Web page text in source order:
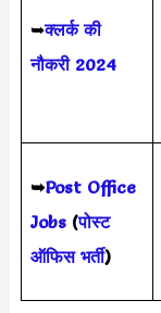
➥क्लर्क की
नौकरी 2024
➥Post Office
Jobs(पोस्ट
ऑफिस भर्ती)